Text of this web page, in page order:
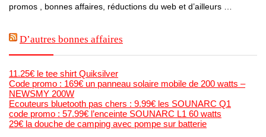
promos , bonnes affaires, réductions du web et d’ailleurs …
D’autres bonnes affaires
11.25€ le tee shirt Quiksilver
Code promo : 169€ un panneau solaire mobile de 200 watts –
NEWSMY 200W
Ecouteurs bluetooth pas chers : 9.99€ les SOUNARC Q1
code promo : 57.99€ l’enceinte SOUNARC L1 60 watts
29€ la douche de camping avec pompe sur batterie